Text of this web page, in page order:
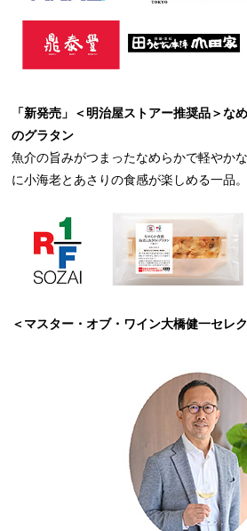
「新発売」＜明治屋ストアー推奨品＞な
のグラタン
魚介の旨みがつまったなめらかで軽やか
に小海老とあさりの食感が楽しめる一品。
＜マスター・オブ・ワイン大橋健一セレ